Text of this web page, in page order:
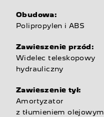
Obudowa:
Polipropylen i ABS
Zawieszenie przód:
Widelec teleskopowy
hydrauliczny
Zawieszenie tył:
Amortyzator
z tłumieniem olejowym